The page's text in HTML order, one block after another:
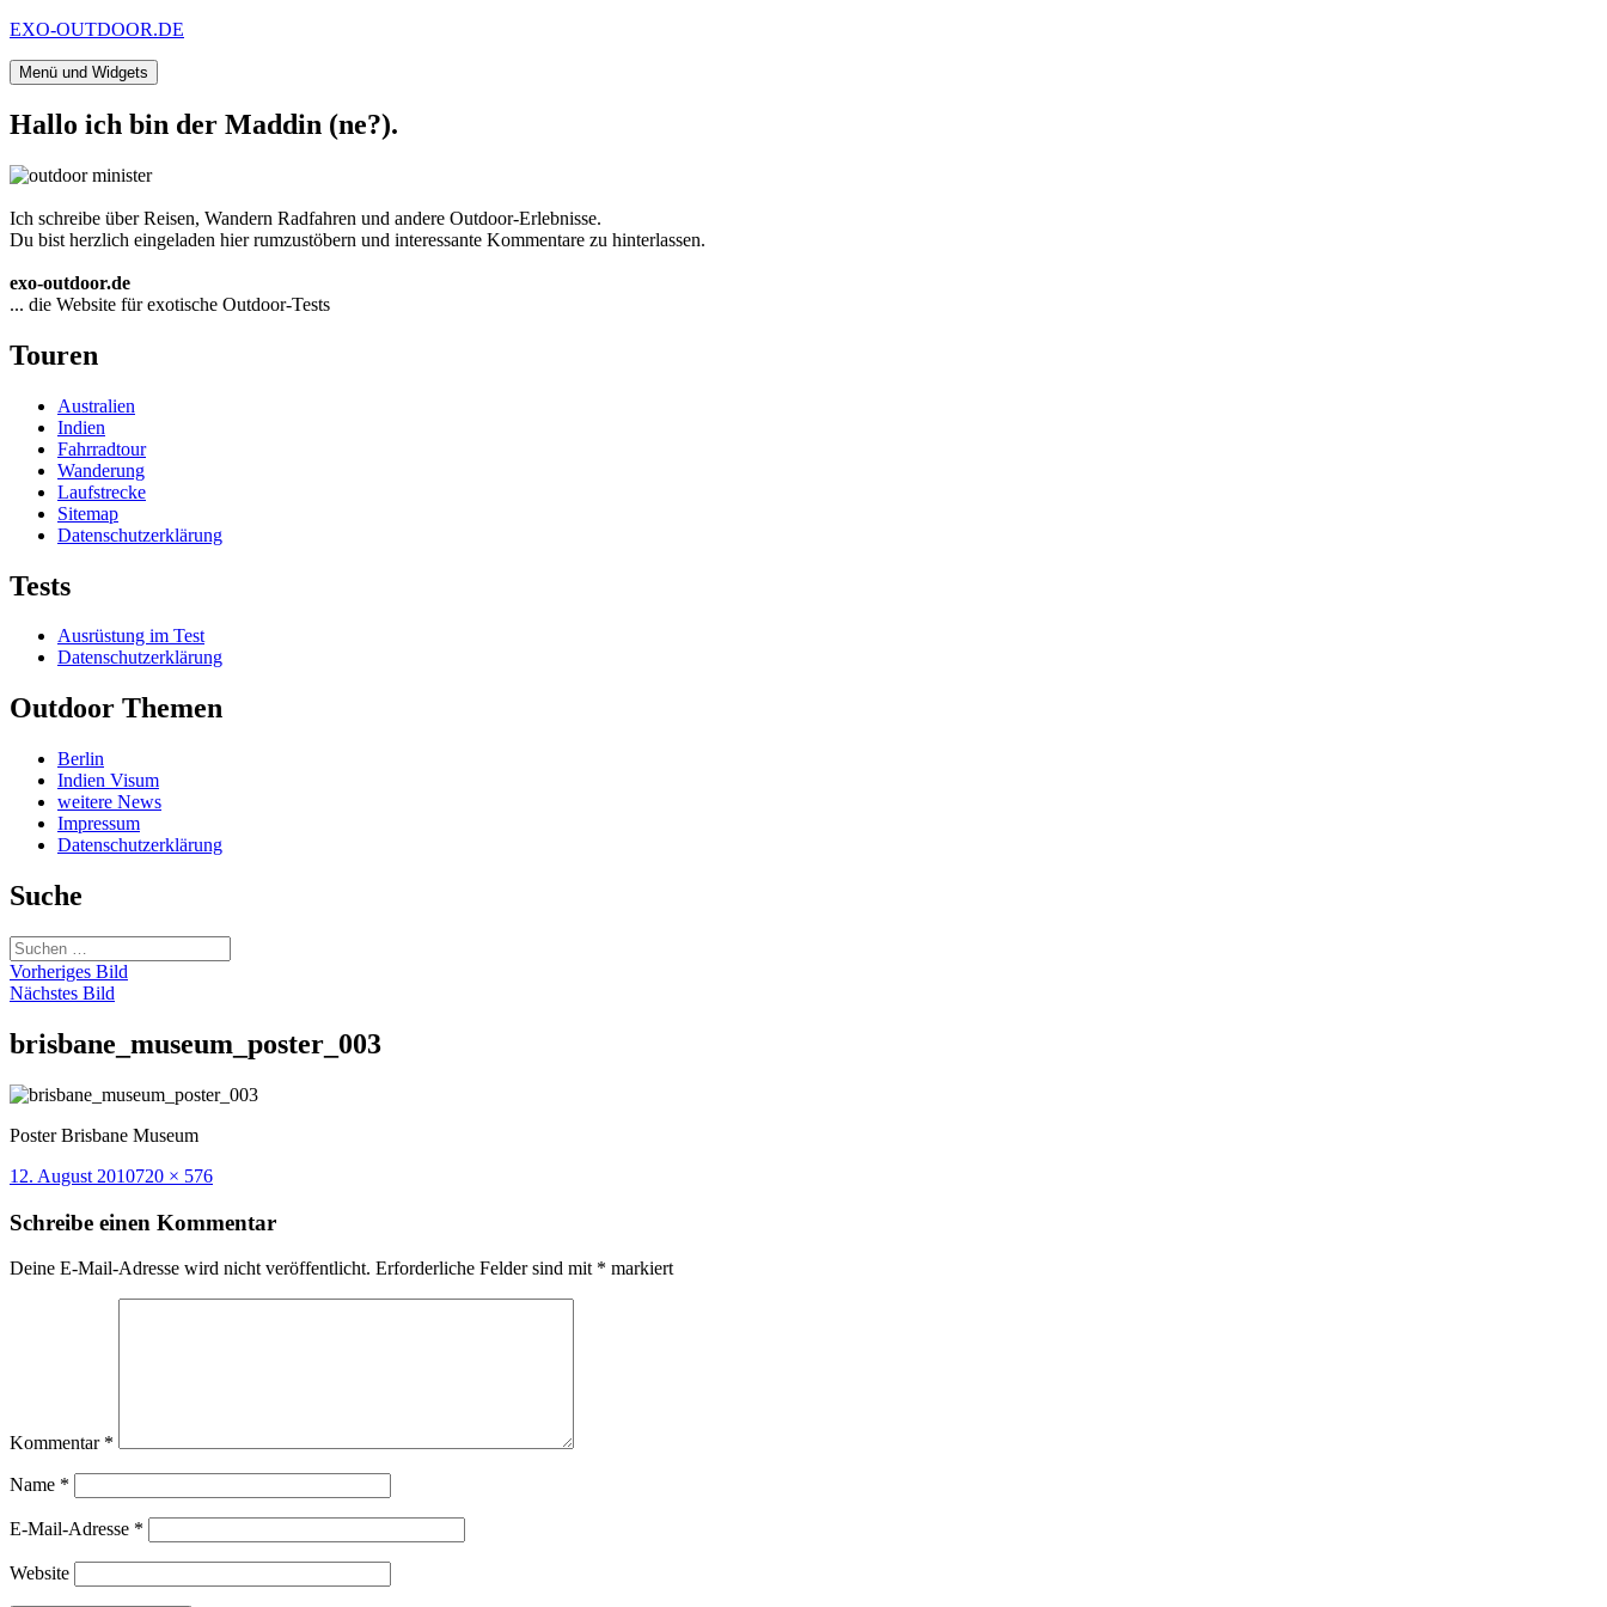
Zum
springen
EXO-OUTDOOR.DE
Menü und Widgets
Hallo ich bin der Maddin (ne?).
Ich schreibe über Reisen, Wandern Radfahren und andere Outdoor-Erlebnisse.
Du bist herzlich eingeladen hier rumzustöbern und interessante Kommentare zu hinterlassen.
exo-outdoor.de
... die Website für exotische Outdoor-Tests
Touren
Australien
Indien
Fahrradtour
Wanderung
Laufstrecke
Sitemap
Datenschutzerklärung
Tests
Ausrüstung im Test
Datenschutzerklärung
Outdoor Themen
Berlin
Indien Visum
weitere News
Impressum
Datenschutzerklärung
Suche
Suchen
nach:
Vorheriges Bild
Nächstes Bild
brisbane_museum_poster_003
Poster Brisbane Museum
Veröffentlicht
12. August 2010Volle
720 × 576
Schreibe einen Kommentar
Deine E-Mail-Adresse wird nicht veröffentlicht. Erforderliche Felder sind mit * markiert
Kommentar *
Name *
E-Mail-Adresse *
Website